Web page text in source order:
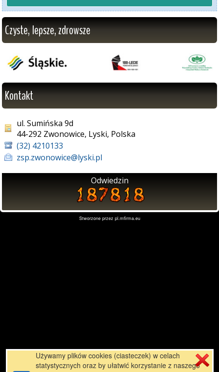
Czyste, lepsze, zdrowsze
Kontakt
ul. Sumińska 9d
44-292 Zwonowice, Lyski, Polska
(32) 4210133
zsp.zwonowice@lyski.pl
Odwiedzin
Stworzone przez pl.mfirma.eu
Używamy plików cookies (ciasteczek) w celach
statystycznych oraz by ułatwić korzystanie z naszego